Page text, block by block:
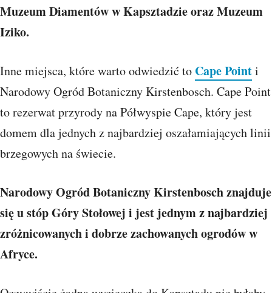
Muzeum Diamentów w Kapsztadzie oraz Muzeum
Iziko.
Inne miejsca, które warto odwiedzić to Cape Pointi
Narodowy Ogród Botaniczny Kirstenbosch. Cape Point
to rezerwat przyrody na Półwyspie Cape, który jest
domem dla jednych z najbardziej oszałamiających linii
brzegowych na świecie.
Narodowy Ogród Botaniczny Kirstenbosch znajduje
się u stóp Góry Stołowej i jest jednym z najbardziej
zróżnicowanych i dobrze zachowanych ogrodów w
Afryce.